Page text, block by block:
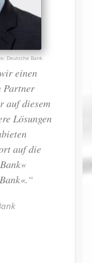
Deutsche Bank
einen
Partner
auf diesem
Lösungen
auf die